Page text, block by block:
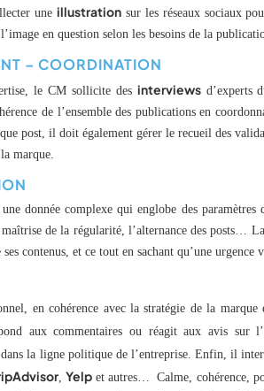
une illustrationsur les réseaux sociaux
en question selon les besoins de la
– COORDINATION
le CM sollicite des interviewsd’experts
de l’ensemble des publications en
post, il doit également gérer le recueil des
marque.
donnée complexe qui englobe des
de la régularité, l’alternance des posts…
contenus, et ce tout en sachant qu’une urgence
en cohérence avec la stratégie de la
aux commentaires ou réagit aux avis sur
la ligne politique de l’entreprise. Enfin, il
, Yelpet autres… Calme, cohérence,